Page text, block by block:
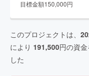
目標金額150,000円
このプロジェクトは、
により 191,500円の資金
した